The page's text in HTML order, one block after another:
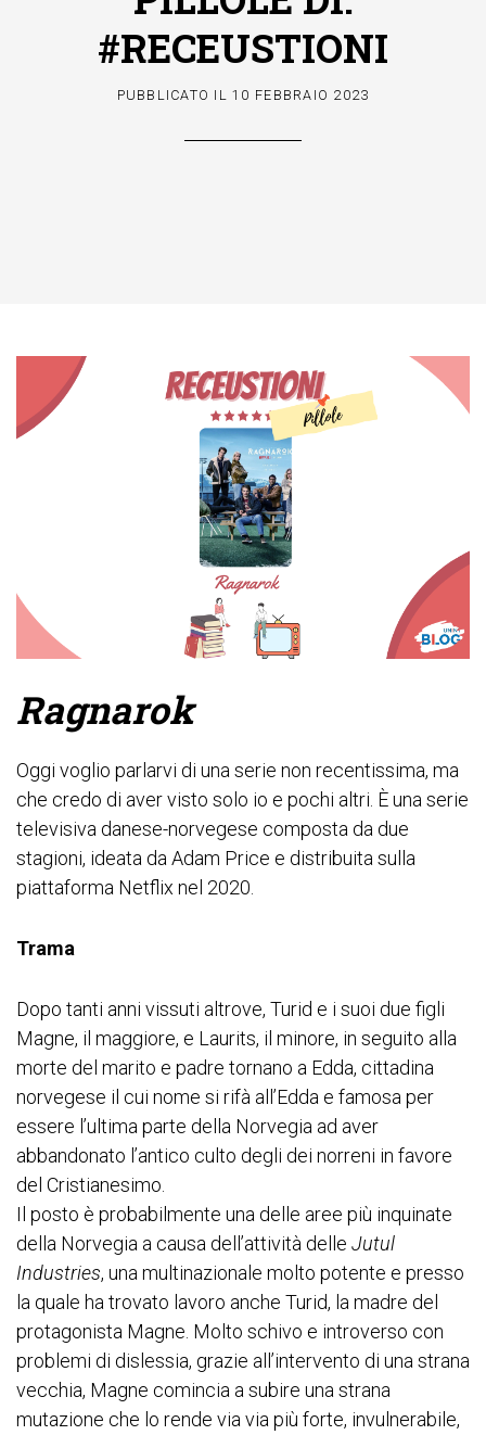
#RECEUSTIONI
PUBBLICATO IL10 FEBBRAIO 2023
Ragnarok
Oggi voglio parlarvi di una serie non recentissima, ma
che credo di aver visto solo io e pochi altri. È una serie
televisiva danese-norvegese composta da due
stagioni, ideata da Adam Price e distribuita sulla
piattaforma Netflix nel 2020.
Trama
Dopo tanti anni vissuti altrove, Turid e i suoi due figli
Magne, il maggiore, e Laurits, il minore, in seguito alla
morte del marito e padre tornano a Edda, cittadina
norvegese il cui nome si rifà all’Edda e famosa per
essere l’ultima parte della Norvegia ad aver
abbandonato l’antico culto degli dei norreni in favore
del Cristianesimo.
Il posto è probabilmente una delle aree più inquinate
della Norvegia a causa dell’attività delle Jutul
Industries, una multinazionale molto potente e presso
la quale ha trovato lavoro anche Turid, la madre del
protagonista Magne. Molto schivo e introverso con
problemi di dislessia, grazie all’intervento di una strana
vecchia, Magne comincia a subire una strana
mutazione che lo rende via via più forte, invulnerabile,